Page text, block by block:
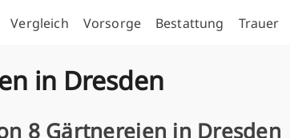
Vergleich Vorsorge Bestattung Trauer
in Dresden
8 Gärtnereien in Dresden